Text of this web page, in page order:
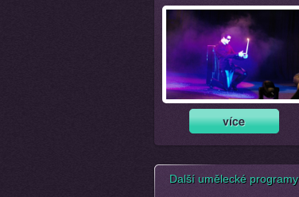
Další umělecké programy